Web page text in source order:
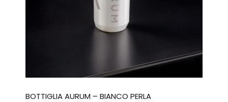
BOTTIGLIA AURUM – BIANCO PERLA